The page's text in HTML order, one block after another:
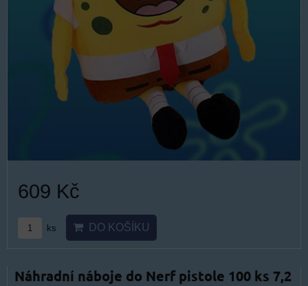
609 Kč
ks DO KOŠÍKU
Náhradní náboje do Nerf pistole 100 ks 7,2